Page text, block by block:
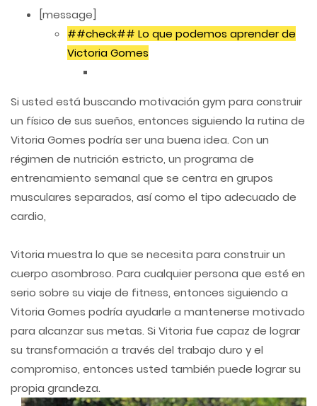
[message]
##check## Lo que podemos aprender de
Victoria Gomes
Si usted está buscando motivación gym para construir
un físico de sus sueños, entonces siguiendo la rutina de
Vitoria Gomes podría ser una buena idea. Con un
régimen de nutrición estricto, un programa de
entrenamiento semanal que se centra en grupos
musculares separados, así como el tipo adecuado de
cardio,
Vitoria muestra lo que se necesita para construir un
cuerpo asombroso. Para cualquier persona que esté en
serio sobre su viaje de fitness, entonces siguiendo a
Vitoria Gomes podría ayudarle a mantenerse motivado
para alcanzar sus metas. Si Vitoria fue capaz de lograr
su transformación a través del trabajo duro y el
compromiso, entonces usted también puede lograr su
propia grandeza.